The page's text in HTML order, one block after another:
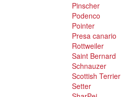
Pinscher
Podenco
Pointer
Presa canario
Rottweiler
Saint Bernard
Schnauzer
Scottish Terrier
Setter